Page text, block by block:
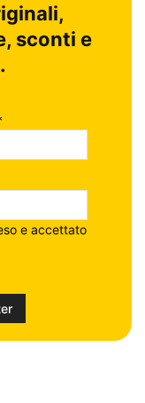
sconti e
e accettato